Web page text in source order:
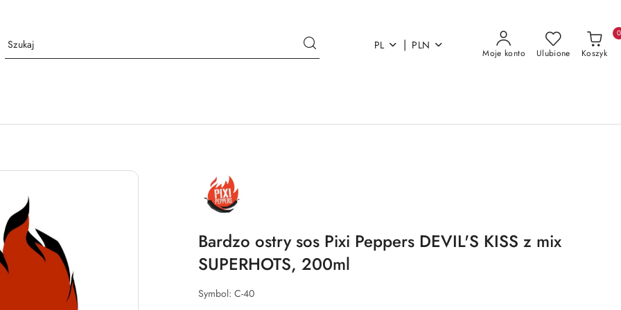
PL | PLN
Moje konto Ulubione Koszyk
0
NAZWA
PRODUCENTA:
PIXI
PEPPERS
Bardzo ostry sos Pixi Peppers DEVIL'S KISS z mix
SUPERHOTS, 200ml
Symbol: C-40